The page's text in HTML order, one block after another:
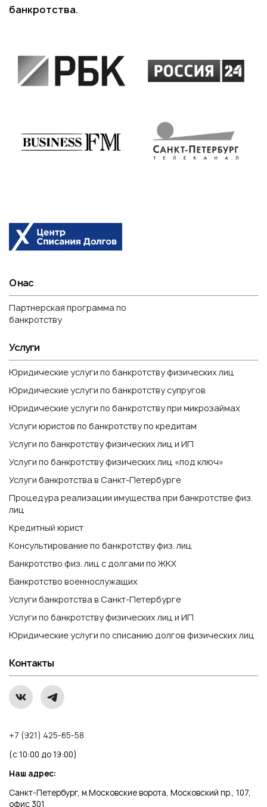
банкротства.
О нас
Партнерская программа по
банкротству
Услуги
Юридические услуги по банкротству физических лиц
Юридические услуги по банкротству супругов
Юридические услуги по банкротству при микрозаймах
Услуги юристов по банкротству по кредитам
Услуги по банкротству физических лиц и ИП
Услуги по банкротству физических лиц «под ключ»
Услуги банкротства в Санкт-Петербурге
Процедура реализации имущества при банкротстве физ.
лиц
Кредитный юрист
Консультирование по банкротству физ. лиц
Банкротство физ. лиц с долгами по ЖКХ
Банкротство военнослужащих
Услуги банкротства в Санкт-Петербурге
Услуги по банкротству физических лиц и ИП
Юридические услуги по списанию долгов физических лиц
Контакты
+7 (921) 425-65-58
(с 10:00 до 19:00)
Наш адрес:
Санкт-Петербург, м.Московские ворота, Московский пр., 107,
офис 301